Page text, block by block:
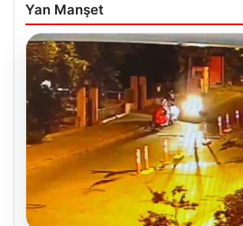
Yan Manşet